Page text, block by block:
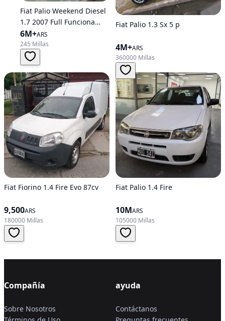
Fiat Palio Weekend Diesel
1.7 2007 Full Funciona
Todo Motor
6M+ARS
245 Millas
Fiat Palio 1.3 Sx 5 p
4M+ARS
360000 Millas
Fiat Fiorino 1.4 Fire Evo 87cv
9,500ARS
180000 Millas
Fiat Palio 1.4 Fire
10MARS
105000 Millas
Compañía
Sobre Nosotros
ayuda
Contáctanos